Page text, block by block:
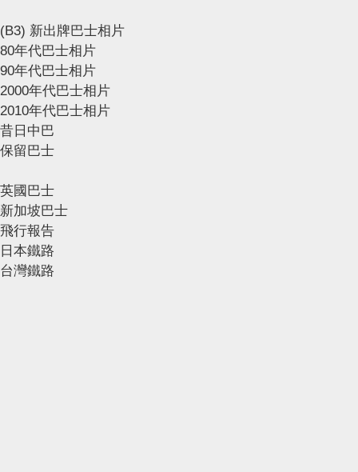
(B3) 新出牌巴士相片
80年代巴士相片
90年代巴士相片
2000年代巴士相片
2010年代巴士相片
昔日中巴
保留巴士
英國巴士
新加坡巴士
飛行報告
日本鐵路
台灣鐵路